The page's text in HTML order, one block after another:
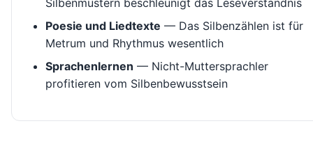
Silbenmustern beschleunigt das Leseverständnis
Poesie und Liedtexte — Das Silbenzählen ist für
Metrum und Rhythmus wesentlich
Sprachenlernen — Nicht-Muttersprachler
profitieren vom Silbenbewusstsein